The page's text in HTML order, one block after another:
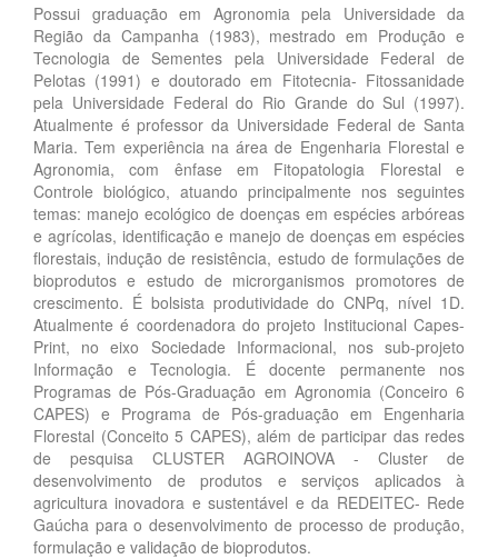
Possui graduação em Agronomia pela Universidade da
Região da Campanha (1983), mestrado em Produção e
Tecnologia de Sementes pela Universidade Federal de
Pelotas (1991) e doutorado em Fitotecnia- Fitossanidade
pela Universidade Federal do Rio Grande do Sul (1997).
Atualmente é professor da Universidade Federal de Santa
Maria. Tem experiência na área de Engenharia Florestal e
Agronomia, com ênfase em Fitopatologia Florestal e
Controle biológico, atuando principalmente nos seguintes
temas: manejo ecológico de doenças em espécies arbóreas
e agrícolas, identificação e manejo de doenças em espécies
florestais, indução de resistência, estudo de formulações de
bioprodutos e estudo de microrganismos promotores de
crescimento. É bolsista produtividade do CNPq, nível 1D.
Atualmente é coordenadora do projeto Institucional Capes-
Print, no eixo Sociedade Informacional, nos sub-projeto
Informação e Tecnologia. É docente permanente nos
Programas de Pós-Graduação em Agronomia (Conceiro 6
CAPES) e Programa de Pós-graduação em Engenharia
Florestal (Conceito 5 CAPES), além de participar das redes
de pesquisa CLUSTER AGROINOVA - Cluster de
desenvolvimento de produtos e serviços aplicados à
agricultura inovadora e sustentável e da REDEITEC- Rede
Gaúcha para o desenvolvimento de processo de produção,
formulação e validação de bioprodutos.